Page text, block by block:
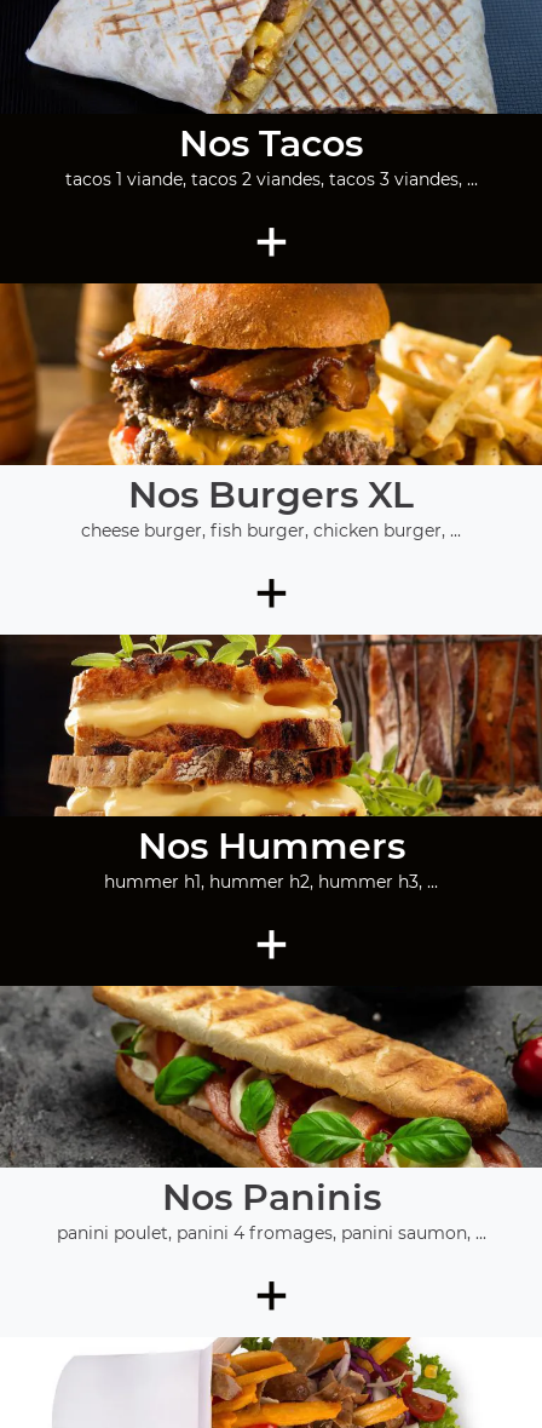
Nos Tacos
tacos 1 viande, tacos 2 viandes, tacos 3 viandes, ...
+
Nos Burgers XL
cheese burger, fish burger, chicken burger, ...
+
Nos Hummers
hummer h1, hummer h2, hummer h3, ...
+
Nos Paninis
panini poulet, panini 4 fromages, panini saumon, ...
+